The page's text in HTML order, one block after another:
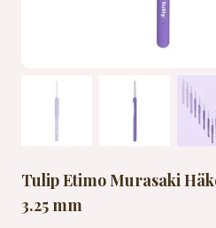
Tulip Etimo Murasaki
3.25 mm